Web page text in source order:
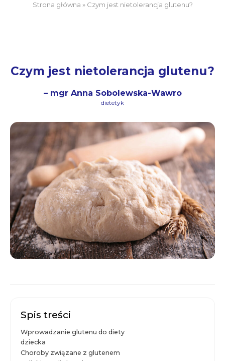
Strona główna » Czym jest nietolerancja glutenu?
Czym jest nietolerancja glutenu?
– mgr Anna Sobolewska-Wawro
dietetyk
Spis treści
Wprowadzanie glutenu do diety
dziecka
Choroby związane z glutenem